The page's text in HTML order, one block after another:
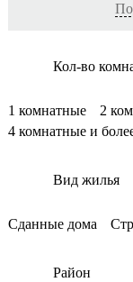
Кол-во
1 комнатные 2
4 комнатные и
Вид жилья
Сданные дома
Район